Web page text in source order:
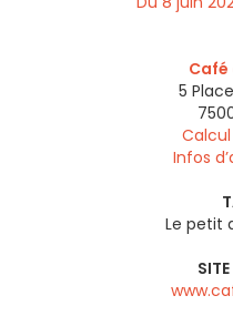
Café
5
Infos
Le petit